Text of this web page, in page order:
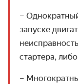
–
запуске
стартера,
–